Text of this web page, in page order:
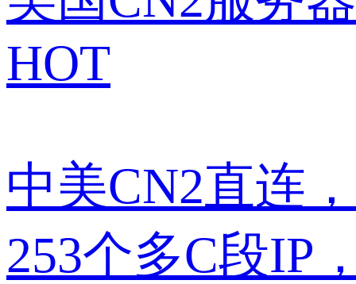
HOT
中美CN2直连
253个多C段IP